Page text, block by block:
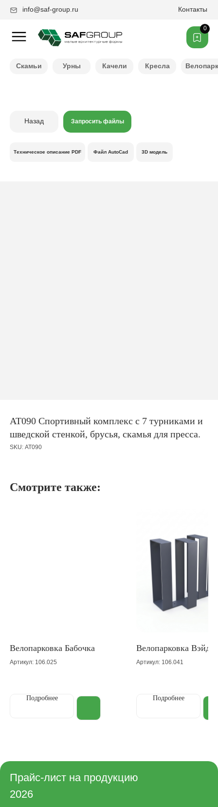
Контакты
info@saf-group.ru
0
Скамьи Урны Качели Кресла
Назад Запросить файлы
3D модель
Файл AutoCad
Техническое описание PDF
АТ090 Спортивный комплекс с 7 турниками и
шведской стенкой, брусья, скамья для пресса.
SKU: АТ090
Смотрите также:
Велопарковка Бабочка
Артикул: 106.025
Подробнее
Велопарковка Вэйд
Артикул: 106.041
Подробнее
Прайс-лист на продукцию
2026